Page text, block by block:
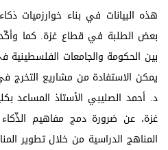
هذه البيانات في بناء خوارزميات
بعض الطلبة في قطاع غزة. كما
بين الحكومة والجامعات
يمكن الاستفادة من مشاريع التخرج
د. أحمد الصليبي الأستاذ المساعد
غزة، عن ضرورة دمج مفاهيم
المناهج الدراسية من خلال تطوير